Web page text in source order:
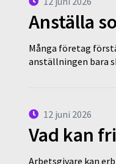
Anställa
Många företag
anställningen bara
12 juni 2026
Vad kan
Arbetsgivare kan